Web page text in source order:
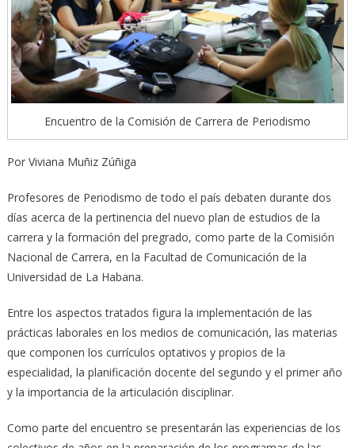
Encuentro de la Comisión de Carrera de Periodismo
Por Viviana Muñiz Zúñiga
Profesores de Periodismo de todo el país debaten durante dos
días acerca de la pertinencia del nuevo plan de estudios de la
carrera y la formación del pregrado, como parte de la Comisión
Nacional de Carrera, en la Facultad de Comunicación de la
Universidad de La Habana.
Entre los aspectos tratados figura la implementación de las
prácticas laborales en los medios de comunicación, las materias
que componen los currículos optativos y propios de la
especialidad, la planificación docente del segundo y el primer año
y la importancia de la articulación disciplinar.
Como parte del encuentro se presentarán las experiencias de los